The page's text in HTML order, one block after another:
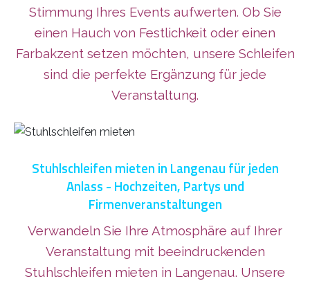
Stimmung Ihres Events aufwerten. Ob Sie
einen Hauch von Festlichkeit oder einen
Farbakzent setzen möchten, unsere Schleifen
sind die perfekte Ergänzung für jede
Veranstaltung.
Stuhlschleifen mieten in Langenau für jeden
Anlass - Hochzeiten, Partys und
Firmenveranstaltungen
Verwandeln Sie Ihre Atmosphäre auf Ihrer
Veranstaltung mit beeindruckenden
Stuhlschleifen mieten in Langenau. Unsere